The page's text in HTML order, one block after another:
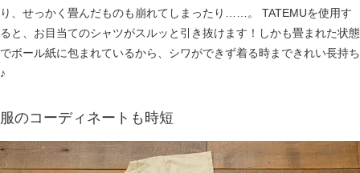
り、せっかく畳んだものも崩れてしまったり……。 TATEMUを使用す
ると、お目当てのシャツがスルッと引き抜けます！しかも畳まれた状態
でボール紙に包まれているから、シワができず着る時まできれい長持ち
♪
服のコーディネートも時短